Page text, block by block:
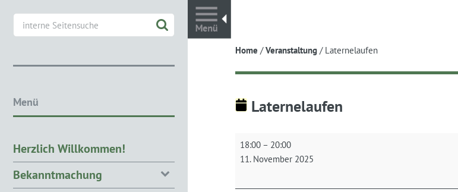
Home /Veranstaltung / Laternelaufen
Laternelaufen
Laternelaufen
18:00 – 20:00
11. November 2025
Menü
Herzlich Willkommen!
Bekanntmachung